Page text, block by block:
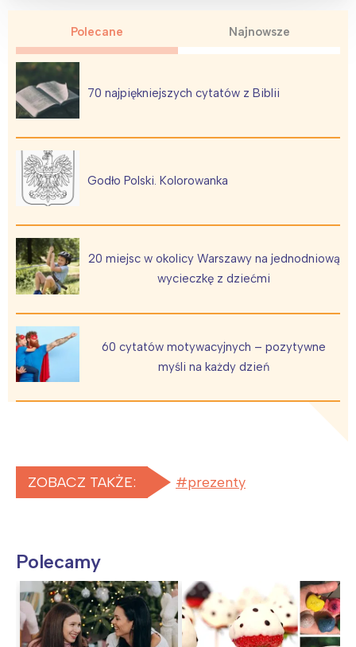
Polecane Najnowsze
70 najpiękniejszych cytatów z Biblii
Godło Polski. Kolorowanka
20 miejsc w okolicy Warszawy na jednodniową
wycieczkę z dziećmi
60 cytatów motywacyjnych – pozytywne
myśli na każdy dzień
ZOBACZ TAKŻE: prezenty
Polecamy